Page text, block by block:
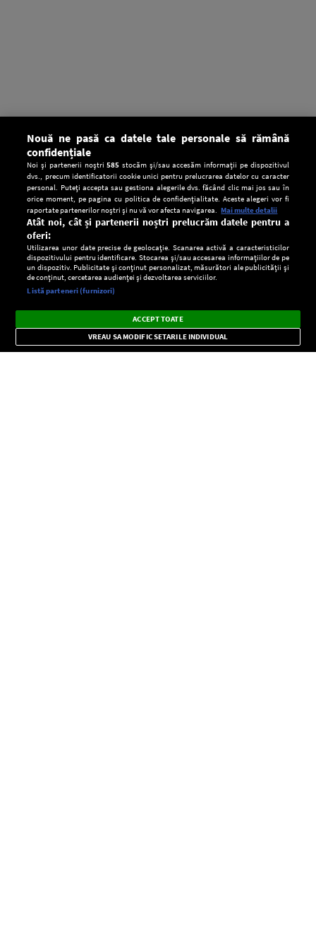
CONFIDENŢIALITATE
Setări:
Dark
Mode
Radio live, podcasturi, știri și alerte
importante.
×
Nouă ne pasă ca datele tale personale să rămână
confidențiale
Noi și partenerii noștri585 stocăm și/sau accesăm informații pe dispozitivul
dvs., precum identificatorii cookie unici pentru prelucrarea datelor cu caracter
personal. Puteți accepta sau gestiona alegerile dvs. făcând clic mai jos sau în
orice moment, pe pagina cu politica de confidențialitate. Aceste alegeri vor fi
raportate partenerilor noștri și nu vă vor afecta navigarea. Mai multe detalii
Atât noi, cât și partenerii noștri prelucrăm datele pentru a
oferi:
Utilizarea unor date precise de geolocație. Scanarea activă a caracteristicilor
dispozitivului pentru identificare. Stocarea și/sau accesarea informațiilor de pe
un dispozitiv. Publicitate și conținut personalizat, măsurători ale publicității și
de conținut, cercetarea audienței și dezvoltarea serviciilor.
Listă parteneri (furnizori)
ACCEPT TOATE
VREAU SA MODIFIC SETARILE INDIVIDUAL